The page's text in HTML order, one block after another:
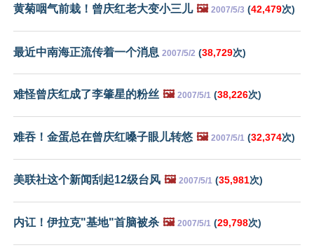
黄菊咽气前栽！曾庆红老大变小三儿 🖼️ 2007/5/3 (42,479次)
最近中南海正流传着一个消息 2007/5/2 (38,729次)
难怪曾庆红成了李肇星的粉丝 🖼️ 2007/5/1 (38,226次)
难吞！金蛋总在曾庆红嗓子眼儿转悠 🖼️ 2007/5/1 (32,374次)
美联社这个新闻刮起12级台风 🖼️ 2007/5/1 (35,981次)
内讧！伊拉克"基地"首脑被杀 🖼️ 2007/5/1 (29,798次)